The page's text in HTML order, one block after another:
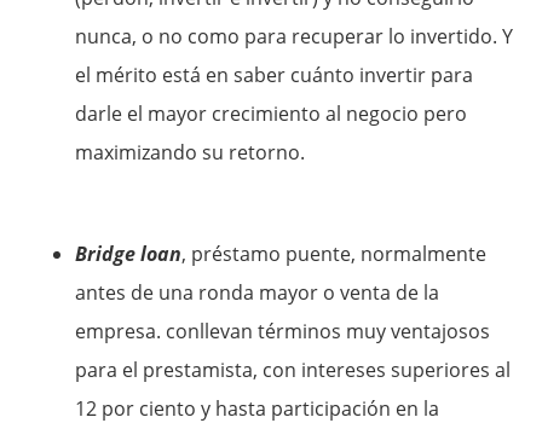
nunca, o no como para recuperar lo invertido. Y
el mérito está en saber cuánto invertir para
darle el mayor crecimiento al negocio pero
maximizando su retorno.
Bridge loan, préstamo puente, normalmente
antes de una ronda mayor o venta de la
empresa. conllevan términos muy ventajosos
para el prestamista, con intereses superiores al
12 por ciento y hasta participación en la